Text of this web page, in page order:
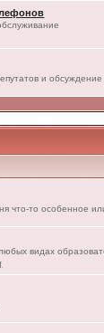
и
что-то особенное
видах